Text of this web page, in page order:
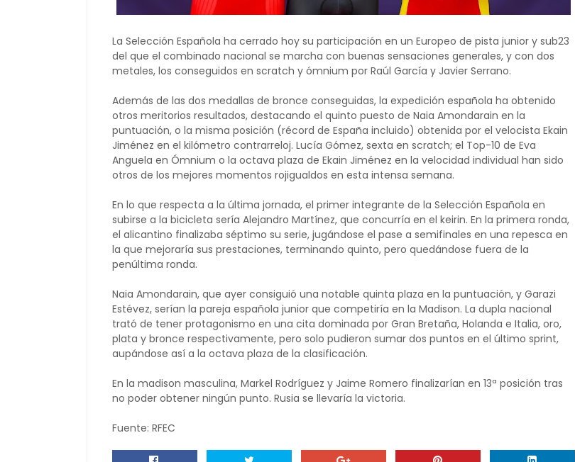
La Selección Española ha cerrado hoy su participación en un Europeo de pista junior y sub23
del que el combinado nacional se marcha con buenas sensaciones generales, y con dos
metales, los conseguidos en scratch y ómnium por Raúl García y Javier Serrano.
Además de las dos medallas de bronce conseguidas, la expedición española ha obtenido
otros meritorios resultados, destacando el quinto puesto de Naia Amondarain en la
puntuación, o la misma posición (récord de España incluido) obtenida por el velocista Ekain
Jiménez en el kilómetro contrarreloj. Lucía Gómez, sexta en scratch; el Top-10 de Eva
Anguela en Ómnium o la octava plaza de Ekain Jiménez en la velocidad individual han sido
otros de los mejores momentos rojigualdos en esta intensa semana.
En lo que respecta a la última jornada, el primer integrante de la Selección Española en
subirse a la bicicleta sería Alejandro Martínez, que concurría en el keirin. En la primera ronda,
el alicantino finalizaba séptimo su serie, jugándose el pase a semifinales en una repesca en
la que mejoraría sus prestaciones, terminando quinto, pero quedándose fuera de la
penúltima ronda.
Naia Amondarain, que ayer consiguió una notable quinta plaza en la puntuación, y Garazi
Estévez, serían la pareja española junior que competiría en la Madison. La dupla nacional
trató de tener protagonismo en una cita dominada por Gran Bretaña, Holanda e Italia, oro,
plata y bronce respectivamente, pero solo pudieron sumar dos puntos en el último sprint,
aupándose así a la octava plaza de la clasificación.
En la madison masculina, Markel Rodríguez y Jaime Romero finalizarían en 13ª posición tras
no poder obtener ningún punto. Rusia se llevaría la victoria.
Fuente: RFEC